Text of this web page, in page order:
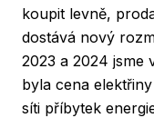
koupit levně,
dostává nový
2023 a 2024 jsme
byla cena
síti příbytek